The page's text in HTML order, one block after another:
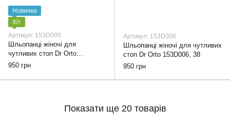
Новинка
Хіт
Артикул: 153D005
Шльопанці жіночі для
чутливих стоп Dr Orto
153D005, 38
950 грн
Артикул: 153D006
Шльопанці жіночі для чутливих
стоп Dr Orto 153D006, 38
950 грн
Показати ще 20 товарів